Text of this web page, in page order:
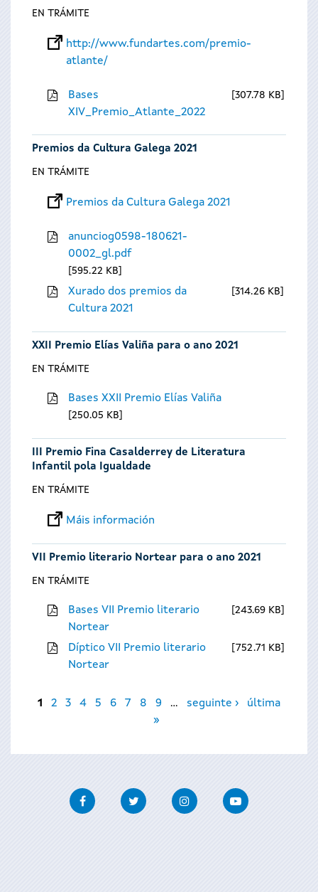
EN TRÁMITE
http://www.fundartes.com/premio-
atlante/
Bases
XIV_Premio_Atlante_2022
307.78 KB
Premios da Cultura Galega 2021
EN TRÁMITE
Premios da Cultura Galega 2021
anunciog0598-180621-
0002_gl.pdf
595.22 KB
Xurado dos premios da
Cultura 2021
314.26 KB
XXII Premio Elías Valiña para o ano 2021
EN TRÁMITE
Bases XXII Premio Elías Valiña
250.05 KB
III Premio Fina Casalderrey de Literatura
Infantil pola Igualdade
EN TRÁMITE
Máis información
VII Premio literario Nortear para o ano 2021
EN TRÁMITE
Bases VII Premio literario
Nortear
243.69 KB
Díptico VII Premio literario
Nortear
752.71 KB
Páxinas
1 2 3 4 5 6 7 8 9 … seguinte ›
última
»
FacebookTwitter InstagramYoutube